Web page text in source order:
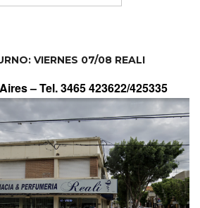
VIERNES 07/08 REALI
–Tel. 3465 423622/425335